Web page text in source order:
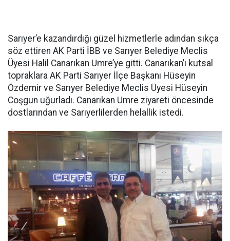
Sarıyer’e kazandırdığı güzel hizmetlerle adından sıkça
söz ettiren AK Parti İBB ve Sarıyer Belediye Meclis
Üyesi Halil Canarıkan Umre’ye gitti. Canarıkan’ı kutsal
topraklara AK Parti Sarıyer İlçe Başkanı Hüseyin
Özdemir ve Sarıyer Belediye Meclis Üyesi Hüseyin
Coşgun uğurladı. Canarıkan Umre ziyareti öncesinde
dostlarından ve Sarıyerlilerden helallik istedi.